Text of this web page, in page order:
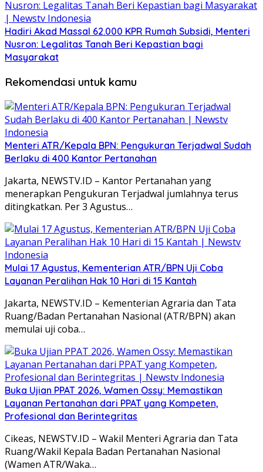
Hadiri Akad Massal 62.000 KPR Rumah Subsidi, Menteri
Nusron: Legalitas Tanah Beri Kepastian bagi
Masyarakat
Rekomendasi untuk kamu
Menteri ATR/Kepala BPN: Pengukuran Terjadwal Sudah
Berlaku di 400 Kantor Pertanahan
Jakarta, NEWSTV.ID – Kantor Pertanahan yang
menerapkan Pengukuran Terjadwal jumlahnya terus
ditingkatkan. Per 3 Agustus…
Mulai 17 Agustus, Kementerian ATR/BPN Uji Coba
Layanan Peralihan Hak 10 Hari di 15 Kantah
Jakarta, NEWSTV.ID – Kementerian Agraria dan Tata
Ruang/Badan Pertanahan Nasional (ATR/BPN) akan
memulai uji coba…
Buka Ujian PPAT 2026, Wamen Ossy: Memastikan
Layanan Pertanahan dari PPAT yang Kompeten,
Profesional dan Berintegritas
Cikeas, NEWSTV.ID – Wakil Menteri Agraria dan Tata
Ruang/Wakil Kepala Badan Pertanahan Nasional
(Wamen ATR/Waka…